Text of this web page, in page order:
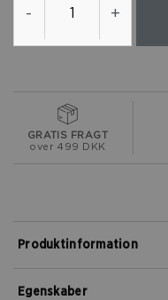
- +
GRATIS FRAGT
over 499 DKK
Egenskaber
Produktinformation